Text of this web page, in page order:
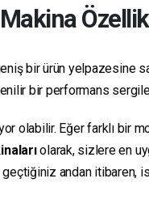
Makina
bir ürün yelpazesine
bir performans
olabilir. Eğer farklı bir
olarak, sizlere en
geçtiğiniz andan